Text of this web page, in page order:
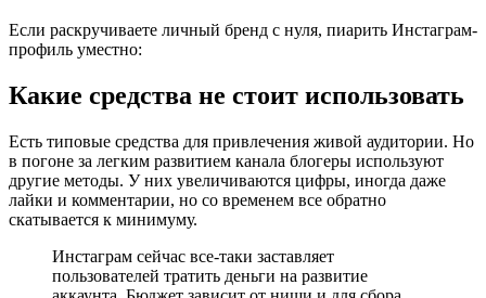
Если раскручиваете личный бренд с нуля, пиарить Инстаграм-
профиль уместно:
Какие средства не стоит использовать
Есть типовые средства для привлечения живой аудитории. Но
в погоне за легким развитием канала блогеры используют
другие методы. У них увеличиваются цифры, иногда даже
лайки и комментарии, но со временем все обратно
скатывается к минимуму.
Инстаграм сейчас все-таки заставляет
пользователей тратить деньги на развитие